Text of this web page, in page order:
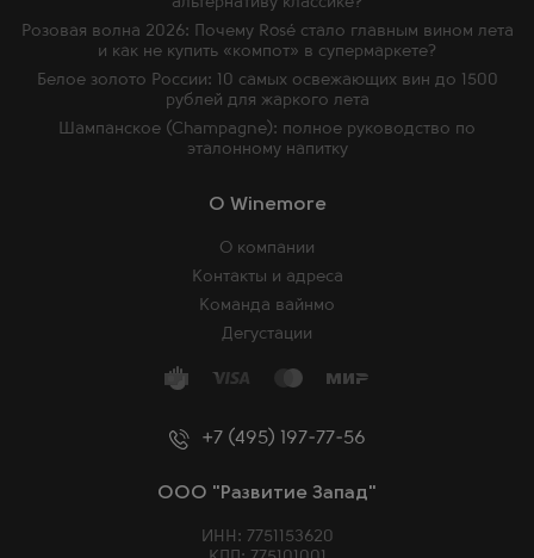
+7 (495) 197-77-56
ООО "Развитие Запад"
ИНН: 7751153620
O Winemore
О компании
Контакты и адреса
Команда вайнмо
Дегустации
Розовая волна 2026: Почему Rosé стало главным вином лета
и как не купить «компот» в супермаркете?
Белое золото России: 10 самых освежающих вин до 1500
рублей для жаркого лета
Шампанское (Champagne): полное руководство по
эталонному напитку